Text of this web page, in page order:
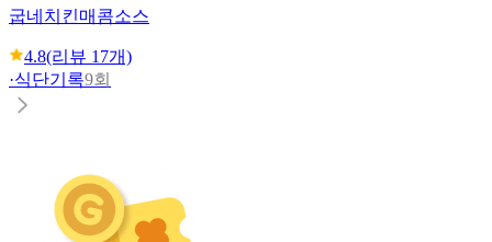
굽네치킨매콤소스
4.8(리뷰 17개)
·식단기록9회